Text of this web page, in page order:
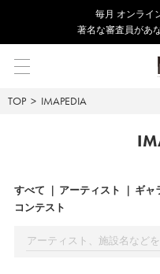
毎⽉ オンライ
著名な審査員があ
TOP IMAPEDIA
すべて アーティスト ギャ
コンテスト